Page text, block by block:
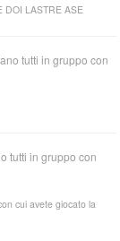
DOI LASTRE ASE
tutti in gruppo con
tutti in gruppo con
cui avete giocato la